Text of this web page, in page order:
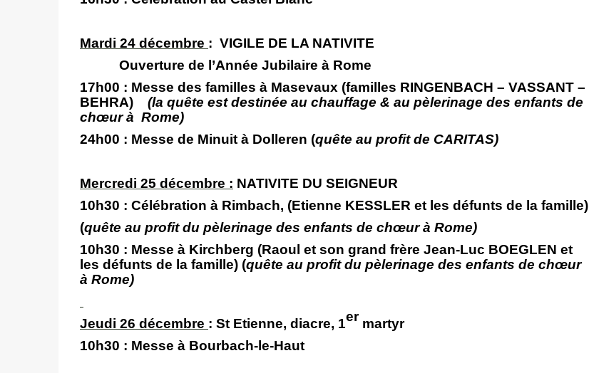
Mardi 24 décembre : VIGILE DE LA NATIVITE
Ouverture de l’Année Jubilaire à Rome
17h00 : Messe des familles à Masevaux (familles RINGENBACH – VASSANT –
BEHRA)
(la quête est destinée au chauffage & au pèlerinage des enfants de
chœur à Rome)
24h00 : Messe de Minuit à Dolleren (quête au profit de CARITAS)
Mercredi 25 décembre : NATIVITE DU SEIGNEUR
10h30 : Célébration à Rimbach, (Etienne KESSLER et les défunts de la famille)
(quête au profit du pèlerinage des enfants de chœur à Rome)
10h30 : Messe à Kirchberg (Raoul et son grand frère Jean-Luc BOEGLEN et
les défunts de la famille) (quête au profit du pèlerinage des enfants de chœur
à Rome)
Jeudi 26 décembre : St Etienne, diacre, 1er martyr
10h30 : Messe à Bourbach-le-Haut